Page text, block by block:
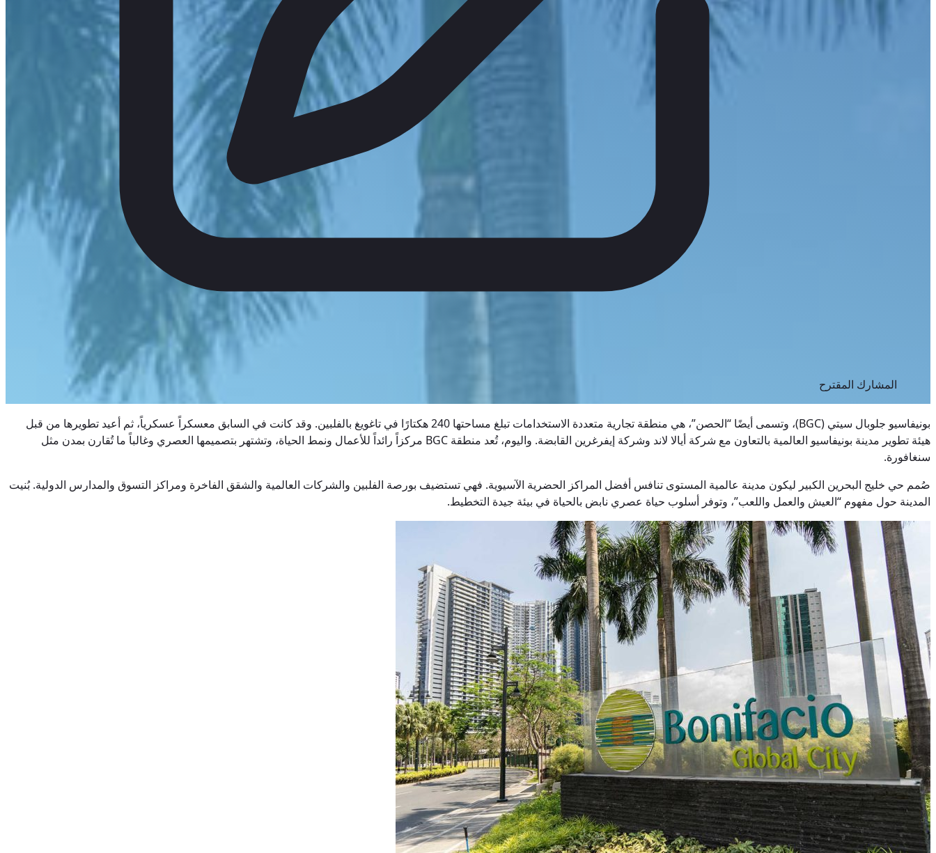
المشارك المقترح
بونيفاسيو جلوبال سيتي (BGC)، وتسمى أيضًا “الحصن”، هي منطقة تجارية متعددة الاستخدامات تبلغ مساحتها 240 هكتارًا في تاغويغ بالفلبين. وقد كانت في السابق معسكراً عسكرياً، ثم أعيد تطويرها من قبل
هيئة تطوير مدينة بونيفاسيو العالمية بالتعاون مع شركة أيالا لاند وشركة إيفرغرين القابضة. واليوم، تُعد منطقة BGC مركزاً رائداً للأعمال ونمط الحياة، وتشتهر بتصميمها العصري وغالباً ما تُقارن بمدن مثل
سنغافورة.
صُمم حي خليج البحرين الكبير ليكون مدينة عالمية المستوى تنافس أفضل المراكز الحضرية الآسيوية. فهي تستضيف بورصة الفلبين والشركات العالمية والشقق الفاخرة ومراكز التسوق والمدارس الدولية. بُنيت
المدينة حول مفهوم “العيش والعمل واللعب”، وتوفر أسلوب حياة عصري نابض بالحياة في بيئة جيدة التخطيط.